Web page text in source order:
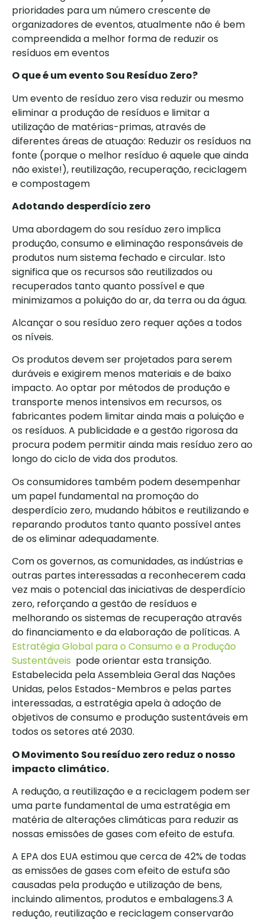
prioridades para um número crescente de
organizadores de eventos, atualmente não é bem
compreendida a melhor forma de reduzir os
resíduos em eventos
O que é um evento Sou Resíduo Zero?
Um evento de resíduo zero visa reduzir ou mesmo
eliminar a produção de resíduos e limitar a
utilização de matérias-primas, através de
diferentes áreas de atuação: Reduzir os resíduos na
fonte (porque o melhor resíduo é aquele que ainda
não existe!), reutilização, recuperação, reciclagem
e compostagem
Adotando desperdício zero
Uma abordagem do sou resíduo zero implica
produção, consumo e eliminação responsáveis de
produtos num sistema fechado e circular. Isto
significa que os recursos são reutilizados ou
recuperados tanto quanto possível e que
minimizamos a poluição do ar, da terra ou da água.
Alcançar o sou resíduo zero requer ações a todos
os níveis.
Os produtos devem ser projetados para serem
duráveis e exigirem menos materiais e de baixo
impacto. Ao optar por métodos de produção e
transporte menos intensivos em recursos, os
fabricantes podem limitar ainda mais a poluição e
os resíduos. A publicidade e a gestão rigorosa da
procura podem permitir ainda mais resíduo zero ao
longo do ciclo de vida dos produtos.
Os consumidores também podem desempenhar
um papel fundamental na promoção do
desperdício zero, mudando hábitos e reutilizando e
reparando produtos tanto quanto possível antes
de os eliminar adequadamente.
Com os governos, as comunidades, as indústrias e
outras partes interessadas a reconhecerem cada
vez mais o potencial das iniciativas de desperdício
zero, reforçando a gestão de resíduos e
melhorando os sistemas de recuperação através
do financiamento e da elaboração de políticas. A
Estratégia Global para o Consumo e a Produção
Sustentáveis pode orientar esta transição.
Estabelecida pela Assembleia Geral das Nações
Unidas, pelos Estados-Membros e pelas partes
interessadas, a estratégia apela à adoção de
objetivos de consumo e produção sustentáveis em
todos os setores até 2030.
O Movimento Sou resíduo zero reduz o nosso
impacto climático.
A redução, a reutilização e a reciclagem podem ser
uma parte fundamental de uma estratégia em
matéria de alterações climáticas para reduzir as
nossas emissões de gases com efeito de estufa.
A EPA dos EUA estimou que cerca de 42% de todas
as emissões de gases com efeito de estufa são
causadas pela produção e utilização de bens,
incluindo alimentos, produtos e embalagens.3 A
redução, reutilização e reciclagem conservarão